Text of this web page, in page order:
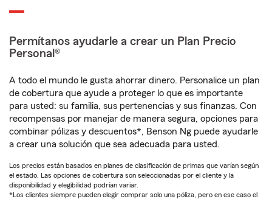
Permítanos ayudarle a crear un Plan Precio
Personal®
A todo el mundo le gusta ahorrar dinero. Personalice un plan
de cobertura que ayude a proteger lo que es importante
para usted: su familia, sus pertenencias y sus finanzas. Con
recompensas por manejar de manera segura, opciones para
combinar pólizas y descuentos*, Benson Ng puede ayudarle
a crear una solución que sea adecuada para usted.
Los precios están basados en planes de clasificación de primas que varían según
el estado. Las opciones de cobertura son seleccionadas por el cliente y la
disponibilidad y elegibilidad podrían variar.
*Los clientes siempre pueden elegir comprar solo una póliza, pero en ese caso el